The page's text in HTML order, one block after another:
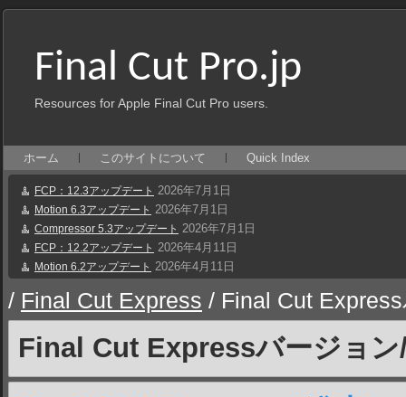
Final Cut Pro.jp
Resources for Apple Final Cut Pro users.
ホーム このサイトについて Quick Index
FCP：12.3アップデート 2026年7月1日
Motion 6.3アップデート 2026年7月1日
Compressor 5.3アップデート 2026年7月1日
FCP：12.2アップデート 2026年4月11日
Motion 6.2アップデート 2026年4月11日
/ Final Cut Express / Final Cut
Final Cut Expressバージョ